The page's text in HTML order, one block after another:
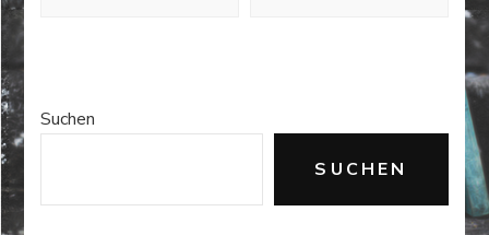
Suchen
SUCHEN